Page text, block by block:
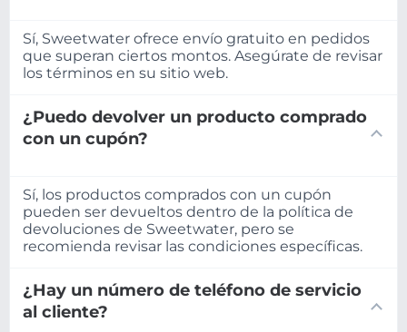
Sí, Sweetwater ofrece envío gratuito en pedidos
que superan ciertos montos. Asegúrate de revisar
los términos en su sitio web.
¿Puedo devolver un producto comprado
con un cupón?
Sí, los productos comprados con un cupón
pueden ser devueltos dentro de la política de
devoluciones de Sweetwater, pero se
recomienda revisar las condiciones específicas.
¿Hay un número de teléfono de servicio
al cliente?